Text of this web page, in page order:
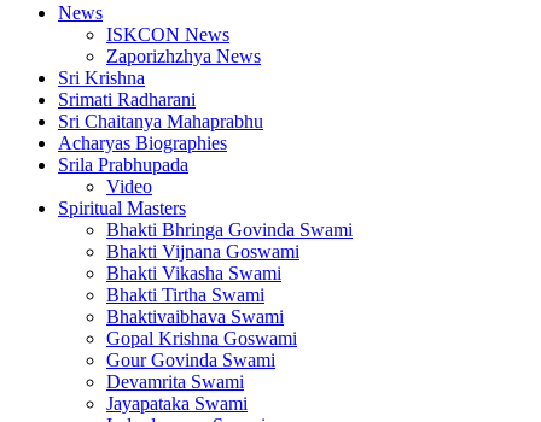
News
ISKCON News
Zaporizhzhya News
Sri Krishna
Srimati Radharani
Sri Chaitanya Mahaprabhu
Acharyas Biographies
Srila Prabhupada
Video
Spiritual Masters
Bhakti Bhringa Govinda Swami
Bhakti Vijnana Goswami
Bhakti Vikasha Swami
Bhakti Tirtha Swami
Bhaktivaibhava Swami
Gopal Krishna Goswami
Gour Govinda Swami
Devamrita Swami
Jayapataka Swami